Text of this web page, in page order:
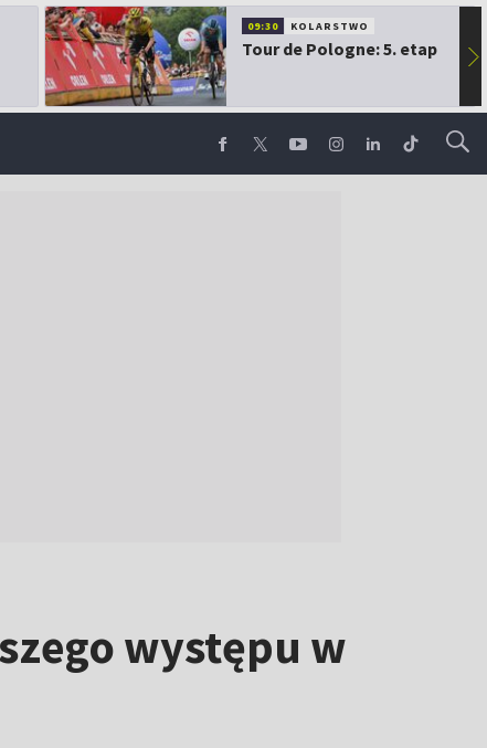
09:30 KOLARSTWO
Tour de Pologne: 5. etap ▶
występu w